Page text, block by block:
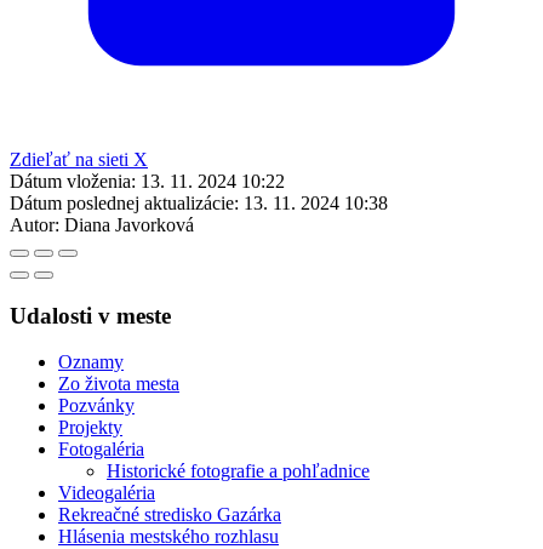
Zdieľať na sieti X
Dátum vloženia: 13. 11. 2024 10:22
Dátum poslednej aktualizácie: 13. 11. 2024 10:38
Autor: Diana Javorková
Udalosti v meste
Oznamy
Zo života mesta
Pozvánky
Projekty
Fotogaléria
Historické fotografie a pohľadnice
Videogaléria
Rekreačné stredisko Gazárka
Hlásenia mestského rozhlasu